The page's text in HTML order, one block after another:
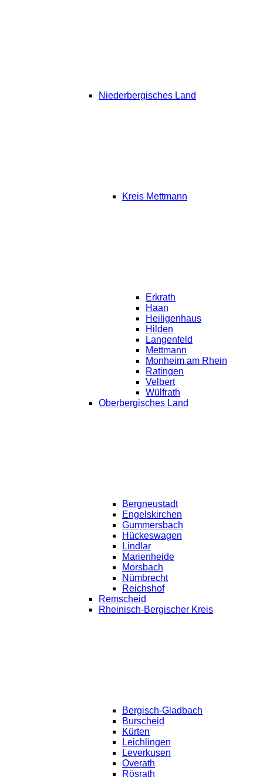
Niederbergisches Land
Kreis Mettmann
Erkrath
Haan
Heiligenhaus
Hilden
Langenfeld
Mettmann
Monheim am Rhein
Ratingen
Velbert
Wülfrath
Oberbergisches Land
Bergneustadt
Engelskirchen
Gummersbach
Hückeswagen
Lindlar
Marienheide
Morsbach
Nümbrecht
Reichshof
Remscheid
Rheinisch-Bergischer Kreis
Bergisch-Gladbach
Burscheid
Kürten
Leichlingen
Leverkusen
Overath
Rösrath